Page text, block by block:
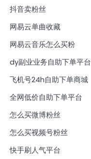
抖音卖粉丝
网易云单曲收藏
网易云音乐怎么买粉
dy副业业务自助下单平台
飞机号24h自助下单商城
全网低价自助下单平台
怎么买微博粉丝
怎么买视频号粉丝
快手刷人气平台